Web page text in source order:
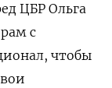
ЦБР Ольга
с
чтобы